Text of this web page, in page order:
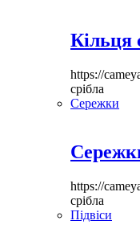
Кільця
https://
срібла
Сережки
https://
срібла
Підвіси